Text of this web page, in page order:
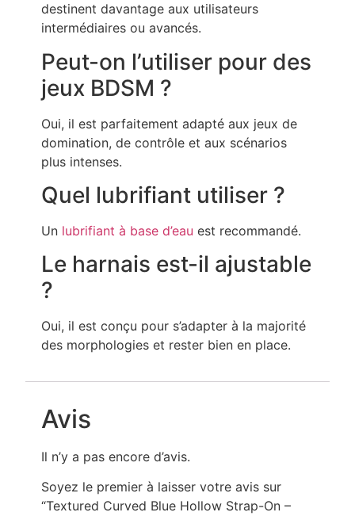
destinent davantage aux utilisateurs
intermédiaires ou avancés.
Peut-on l’utiliser pour des
jeux BDSM ?
Oui, il est parfaitement adapté aux jeux de
domination, de contrôle et aux scénarios
plus intenses.
Quel lubrifiant utiliser ?
Un lubrifiant à base d’eau est recommandé.
Le harnais est-il ajustable
?
Oui, il est conçu pour s’adapter à la majorité
des morphologies et rester bien en place.
Avis
Il n’y a pas encore d’avis.
Soyez le premier à laisser votre avis sur
“Textured Curved Blue Hollow Strap-On –